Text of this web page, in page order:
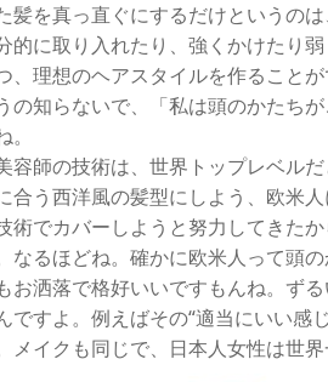
髪を真っ直ぐにするだけというの
的に取り入れたり、強くかけたり
、理想のヘアスタイルを作ることが
の知らないで、「私は頭のかたち
容師の技術は、世界トップレベル
合う西洋風の髪型にしよう、欧米
術でカバーしようと努力してきたか
なるほどね。確かに欧米人って頭
お洒落で格好いいですもんね。ずる
ですよ。例えばその“適当にいい感
メイクも同じで、日本人女性は世